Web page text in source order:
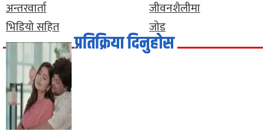
अन्तरवार्ता
भिडियो सहित
जीवनशैलीमा
जोड
प्रतिक्रिया दिनुहोस